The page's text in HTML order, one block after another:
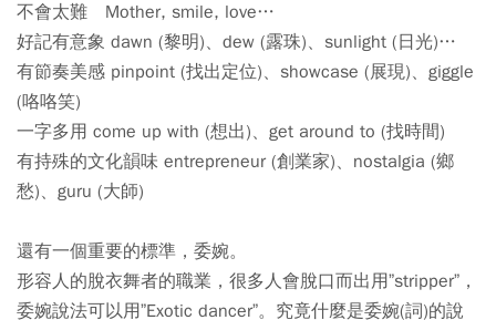
不會太難 Mother, smile, love…
好記有意象 dawn (黎明)、dew (露珠)、sunlight (日光)…
有節奏美感 pinpoint (找出定位)、showcase (展現)、giggle
(咯咯笑)
一字多用 come up with (想出)、get around to (找時間)
有持殊的文化韻味 entrepreneur (創業家)、nostalgia (鄉
愁)、guru (大師)
還有一個重要的標準，委婉。
形容人的脫衣舞者的職業，很多人會脫口而出用”stripper”，
委婉說法可以用”Exotic dancer”。究竟什麼是委婉(詞)的說